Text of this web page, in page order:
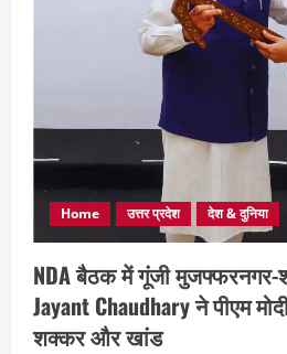
Home उत्तर प्रदेश देश & दुनिया
NDA बैठक में गूंजी मुजफ्फरनगर-
Jayant Chaudhary ने पीएम
शक्कर और खांड